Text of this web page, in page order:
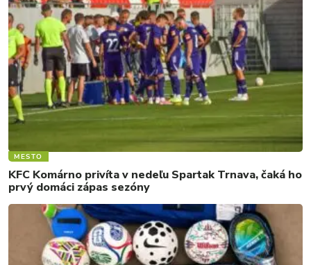
MESTO
KFC Komárno privíta v nedeľu Spartak Trnava, čaká ho
prvý domáci zápas sezóny